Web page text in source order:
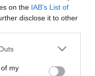
on the IAB’s List of
disclose it to other
one or more Google
You may click to
my
(IDR) vezetve új
és a